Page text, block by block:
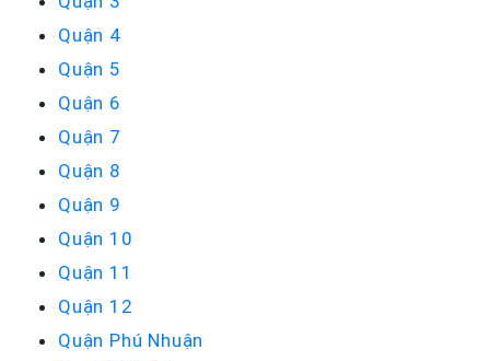
Quận 4
Quận 5
Quận 6
Quận 7
Quận 8
Quận 9
Quận 10
Quận 11
Quận 12
Quận Phú Nhuận